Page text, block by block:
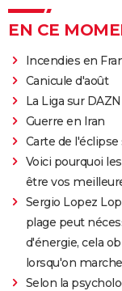
EN CE
Incendies en
Canicule d'août
La Liga sur DAZN
Guerre en Iran
Carte de l'éclipse
Voici pourquoi
être vos
Sergio Lopez
plage peut
d'énergie, cela
lorsqu'on
Selon la